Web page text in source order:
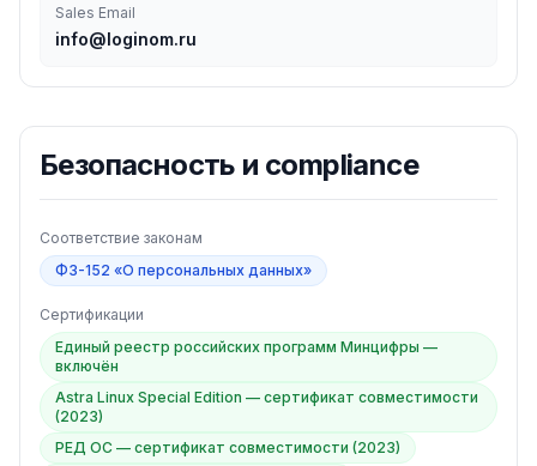
Sales Email
info@loginom.ru
Безопасность и compliance
Соответствие законам
ФЗ-152 «О персональных данных»
Сертификации
Единый реестр российских программ Минцифры —
включён
Astra Linux Special Edition — сертификат совместимости
(2023)
РЕД ОС — сертификат совместимости (2023)